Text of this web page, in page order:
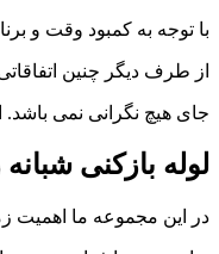
با توجه به کمبود وقت و
از طرف دیگر چنین
جای هیچ نگرانی نمی باشد.
لوله بازکنی
در این مجموعه ما اهمیت